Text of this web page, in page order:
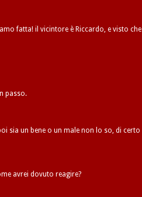
fatta! il vicintore è Riccardo, e visto che
passo.
sia un bene o un male non lo so, di certo
avrei dovuto reagire?